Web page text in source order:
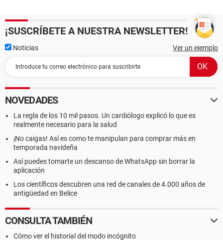
¡SUSCRÍBETE A NUESTRA NEWSLETTER!
Noticias Ver un ejemplo
NOVEDADES
La regla de los 10 mil pasos. Un cardiólogo explicó lo que es
realmente necesario para la salud
¡No caigas! Así es como te manipulan para comprar más en
temporada navideña
Así puedes tomarte un descanso de WhatsApp sin borrar la
aplicación
Los científicos descubren una red de canales de 4.000 años de
antigüedad en Belice
CONSULTA TAMBIÉN
Cómo ver el historial del modo incógnito